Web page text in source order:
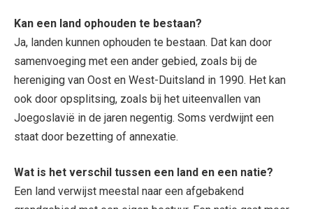
Kan een land ophouden te bestaan?
Ja, landen kunnen ophouden te bestaan. Dat kan door
samenvoeging met een ander gebied, zoals bij de
hereniging van Oost en West-Duitsland in 1990. Het kan
ook door opsplitsing, zoals bij het uiteenvallen van
Joegoslavië in de jaren negentig. Soms verdwijnt een
staat door bezetting of annexatie.
Wat is het verschil tussen een land en een natie?
Een land verwijst meestal naar een afgebakend